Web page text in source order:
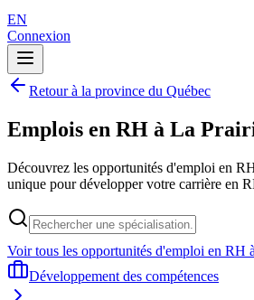
EN
Connexion
Retour à la province du Québec
Emplois en RH à La
Découvrez les opportunités d'emploi en
unique pour développer votre carrière en
Voir tous les opportunités d'emploi en RH
Développement des compétences